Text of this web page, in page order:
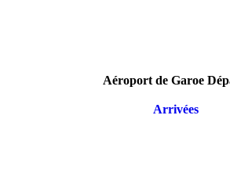
Aéroport de Garoe
Arrivées